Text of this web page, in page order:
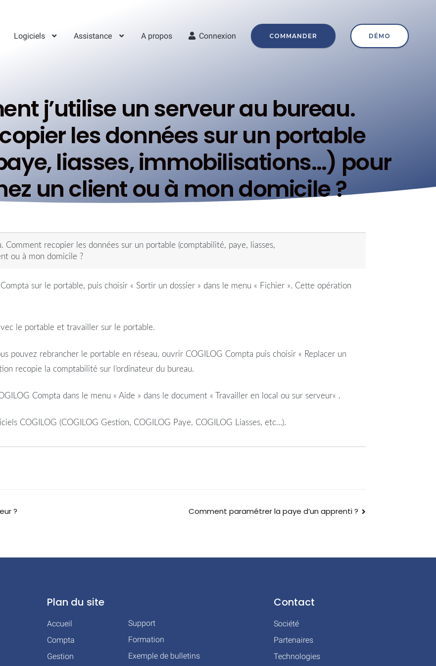
Logiciels Assistance A propos Connexion COMMANDER DÉMO
j’utilise un serveur au bureau.
les données sur un portable
liasses, immobilisations…) pour
un client ou à mon domicile ?
Comment recopier les données sur un portable (comptabilité, paye, liasses,
ou à mon domicile ?
sur le portable, puis choisir « Sortir un dossier » dans le menu « Fichier ». Cette opération
le portable et travailler sur le portable.
pouvez rebrancher le portable en réseau, ouvrir COGILOG Compta puis choisir « Replacer un
recopie la comptabilité sur l’ordinateur du bureau.
Compta dans le menu « Aide » dans le document « Travailler en local ou sur serveur« .
COGILOG (COGILOG Gestion, COGILOG Paye, COGILOG Liasses, etc…).
? Comment paramétrer la paye d’un apprenti ?
Plan du site
Accueil
Compta
Gestion
Support
Formation
Exemple de bulletins
Contact
Société
Partenaires
Technologies